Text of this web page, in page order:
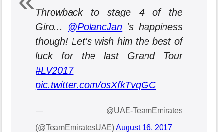
Throwback to stage 4 of the
Giro... @PolancJan 's happiness
though! Let's wish him the best of
luck for the last Grand Tour
#LV2017
pic.twitter.com/osXfkTvqGC
— @UAE-TeamEmirates
(@TeamEmiratesUAE)August 16, 2017